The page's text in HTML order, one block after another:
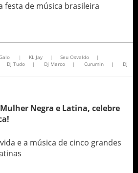
festa de música brasileira
| KL Jay | Seu Osvaldo
|
DJ Tudo | Dj Marco | Curumin |
DJ
Negra e Latina, celebre
e a música de cinco grandes